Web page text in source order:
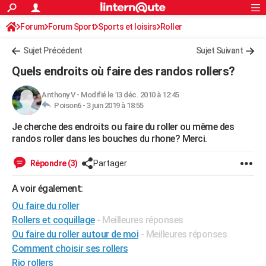
ACTUALITÉS
Politique
Société
Faits Divers
Education
Monde
Villes
+
FINANCE
Retraite
Impôts
Epargne
Immobilier
Risques naturels par ville
Banque
Assurance
Crédit
AUTO
Essais
Réserver un essai
Citadines
Berlines
SUV
Forum auto
+HIGH-TECH
Mobiles
Meilleur smartphone
Internet
Ordinateurs
Jeux vidéo
Guide high-tech
BRICOLAGE
WEEK-END
Guides de France
Escapades
Patrimoine
Expositions
Musées
Week-end nature
+LIFESTYLE
Art de vivre
Bien-être
Loisirs
ModeModes de vie
SANTE
Alimentation
Guide de la santé
Maladies
Médicaments
Sommeil
S'inscrire
Connexion
Forum Forum Sport Sports et loisirs Roller
Sujet Précédent Sujet Suivant
Quels endroits où faire des randos rollers?
Anthony V- Modifié le 13 déc. 2010 à 12:45
Poison6 - 3 juin 2019 à 18:55
Je cherche des endroits ou faire du roller ou même des
randos roller dans les bouches du rhone? Merci.
Répondre (3) Partager
A voir également:
Ou faire du roller
Rollers et coquillage - Meilleures réponses
Ou faire du roller autour de moi - Meilleures réponses
Comment choisir ses rollers
Rio rollers